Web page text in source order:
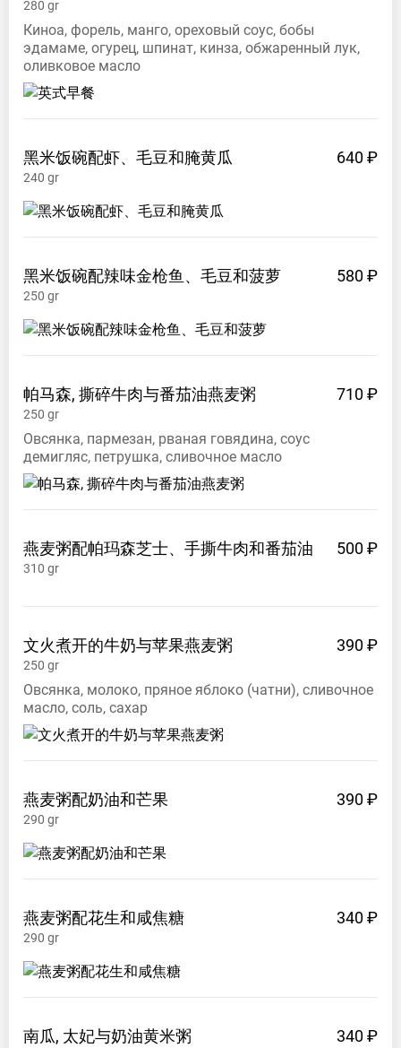
280 gr
Киноа, форель, манго, ореховый соус, бобы
эдамаме, огурец, шпинат, кинза, обжаренный лук,
оливковое масло
黑米饭碗配虾、毛豆和腌黄瓜 640 ₽
240 gr
黑米饭碗配辣味金枪鱼、毛豆和菠萝 580 ₽
250 gr
帕马森, 撕碎牛肉与番茄油燕麦粥 710 ₽
250 gr
Овсянка, пармезан, рваная говядина, соус
демигляс, петрушка, сливочное масло
燕麦粥配帕玛森芝士、手撕牛肉和番茄油 500 ₽
310 gr
文火煮开的牛奶与苹果燕麦粥 390 ₽
250 gr
Овсянка, молоко, пряное яблоко (чатни), сливочное
масло, соль, сахар
燕麦粥配奶油和芒果 390 ₽
290 gr
燕麦粥配花生和咸焦糖 340 ₽
290 gr
南瓜, 太妃与奶油黄米粥 340 ₽